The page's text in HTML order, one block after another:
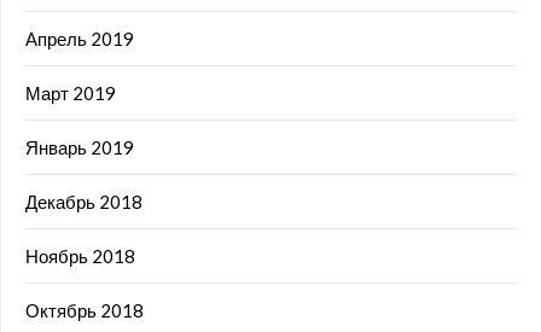
Апрель 2019
Март 2019
Январь 2019
Декабрь 2018
Ноябрь 2018
Октябрь 2018